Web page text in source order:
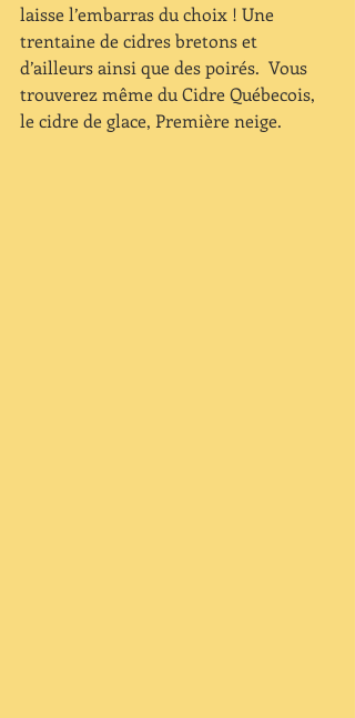
laisse l’embarras du choix ! Une
trentaine de cidres bretons et
d’ailleurs ainsi que des poirés.  Vous
trouverez même du Cidre Québecois,
le cidre de glace, Première neige.